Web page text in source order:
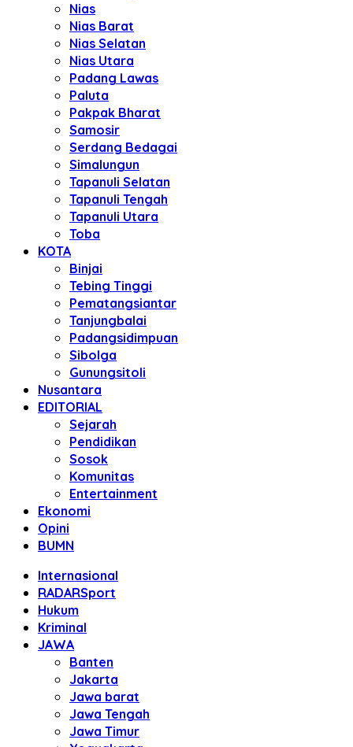
Nias
Nias Barat
Nias Selatan
Nias Utara
Padang Lawas
Paluta
Pakpak Bharat
Samosir
Serdang Bedagai
Simalungun
Tapanuli Selatan
Tapanuli Tengah
Tapanuli Utara
Toba
KOTA
Binjai
Tebing Tinggi
Pematangsiantar
Tanjungbalai
Padangsidimpuan
Sibolga
Gunungsitoli
Nusantara
EDITORIAL
Sejarah
Pendidikan
Sosok
Komunitas
Entertainment
Ekonomi
Opini
BUMN
Internasional
RADARSport
Hukum
Kriminal
JAWA
Banten
Jakarta
Jawa barat
Jawa Tengah
Jawa Timur